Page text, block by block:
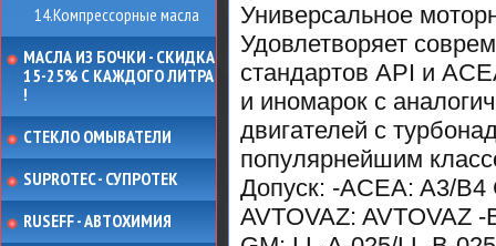
14.Компрессорные масла
МАСЛА ИЗ БОЧКИ - СКИДКА
15-25% С КАЖДОГО ЛИТРА
!
СТЕКЛО ОМЫВАТЕЛИ
SUPROTEC - СУПРОТЕК
RUSEFF - АВТОХИМИЯ
Универсальное
Удовлетворяет
стандартов API и
и иномарок с
двигателей с
популярнейшим
Допуск: -ACEA: A3/B4
AVTOVAZ: AVTOVAZ